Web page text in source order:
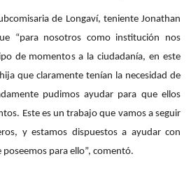
de Longaví, teniente Jonathan
“para nosotros como institución nos
de momentos a la ciudadanía, en este
que claramente tenían la necesidad de
pudimos ayudar para que ellos
Este es un trabajo que vamos a seguir
y estamos dispuestos a ayudar con
para ello”, comentó.